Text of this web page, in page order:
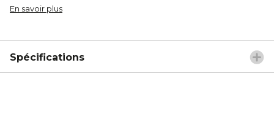
En savoir plus
Spécifications